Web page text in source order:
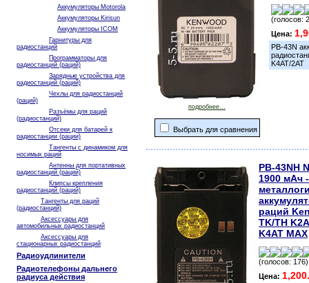
Аккумуляторы Motorola
Аккумуляторы Kirisun
Аккумуляторы ICOM
Гарнитуры для
радиостанций
Программаторы для
радиостанций (раций)
Зарядные устройства для
радиостанций (раций)
Чехлы для радиостанций
(раций)
Разъёмы для раций
(радиостанций)
Отсеки для батарей к
радиостанции (рации)
Тангенты с динамиком для
носимых раций
Антенны для портативных
радиостанций (раций)
Клипсы крепления
радиостанций (раций)
Тангенты для раций
(радиостанций)
Аксессуары для
автомобильных радиостанций
Аксессуары для
стационарных радиостанций
Радиоудлинители
Радиотелефоны дальнего
радиуса действия
подробнее...
Выбрать для сравнения
(голосов:
Цена:
PB-43N
K4AT/2AT
PB-43NH
1900 мАч
раций
TK/TH
K4AT MAX
(голосов: 176)
Цена: